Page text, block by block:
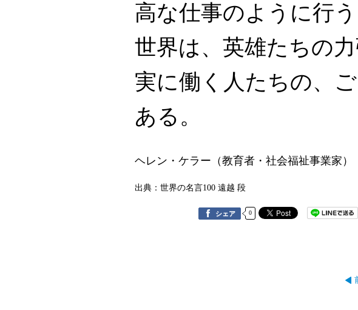
高な仕事のように行う
世界は、英雄たちの
実に働く人たちの、
ある。
ヘレン・ケラー（教育者・社会福祉事業家）
出典：世界の名言100 遠越 段
シェア 0